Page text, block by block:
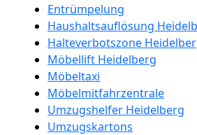
Entrümpelung
Haushaltsauflösung
Halteverbotszone
Möbellift Heidelberg
Möbeltaxi
Möbelmitfahrzentrale
Umzugshelfer Heidelberg
Umzugskartons